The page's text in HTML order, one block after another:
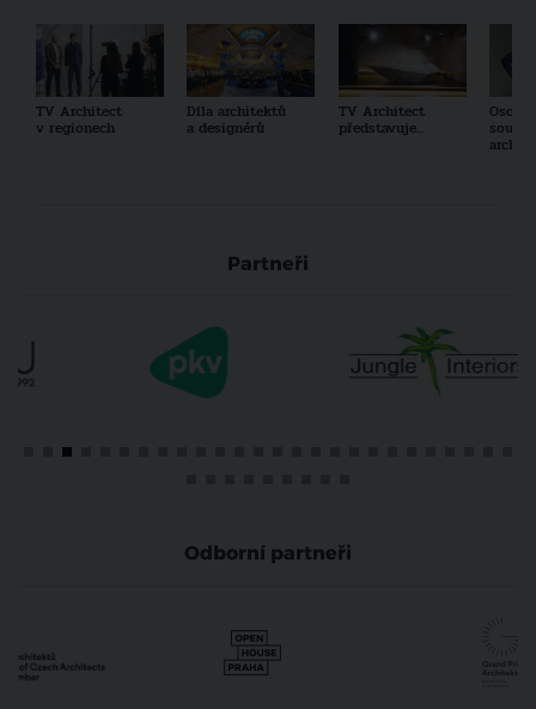
TV Architect
v regionech
Díla architektů
a designérů
TV Architect
představuje...
Partneři
Odborní partneři